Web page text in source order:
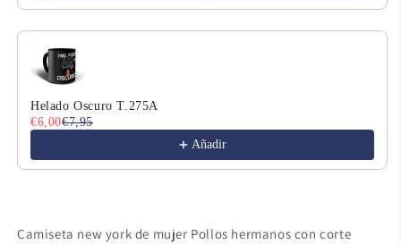
Helado Oscuro T.275A
€6,00€7,95
Añadir
Camiseta new york de mujer Pollos hermanos con corte